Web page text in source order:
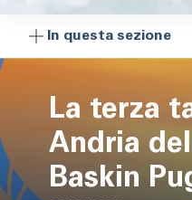
In questa sezione
La terza
Andria
Baskin